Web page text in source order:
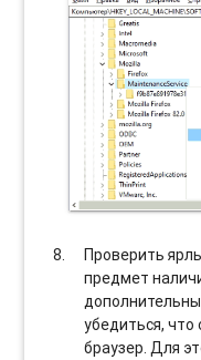
Проверить
предмет
убедиться,
браузер. Для